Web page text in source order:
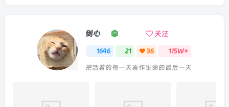
剑心 关注
1646 21 36 115W+
把活着的每一天看作生命的最后一天